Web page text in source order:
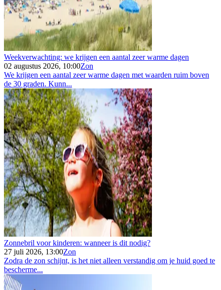
Weekverwachting: we krijgen een aantal zeer warme dagen
02 augustus 2026, 10:00Zon
We krijgen een aantal zeer warme dagen met waarden ruim boven
de 30 graden. Kunn...
Zonnebril voor kinderen: wanneer is dit nodig?
27 juli 2026, 13:00Zon
Zodra de zon schijnt, is het niet alleen verstandig om je huid goed te
bescherme...